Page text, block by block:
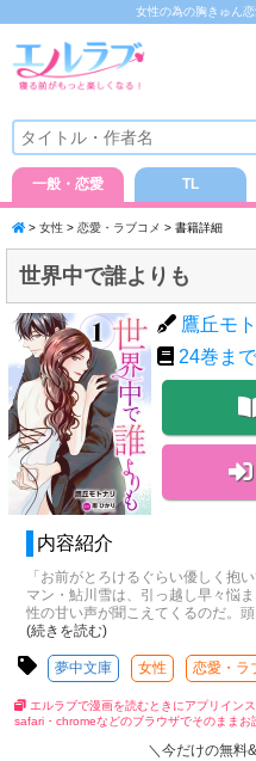
女性の為の胸きゅん
一般・恋愛 TL
> 女性 > 恋愛・ラブコメ > 書籍詳細
世界中で誰よりも
鷹丘モ
24巻ま
内容紹介
「お前がとろけるぐらい優しく抱
マン・鮎川雪は、引っ越し早々悩
性の甘い声が聞こえてくるのだ。
(続きを読む)
夢中文庫 女性 恋愛・ラ
エルラブで漫画を読むときにアプリイン
safari・chromeなどのブラウザでそのままお
＼今だけの無料